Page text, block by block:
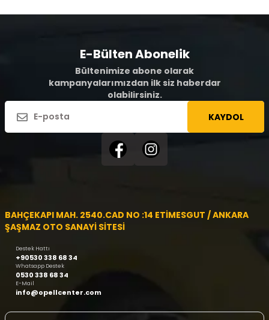
E-Bülten Abonelik
Bültenimize abone olarak
kampanyalarımızdan ilk siz haberdar
olabilirsiniz.
KAYDOL
BAHÇEKAPI MAH. 2540.CAD NO :14 ETİMESGUT / ANKARA
ŞAŞMAZ OTO SANAYİ SİTESİ
Destek Hattı
+90530 338 68 34
Whatsapp Destek
0530 338 68 34
E-Mail
info@opellcenter.com